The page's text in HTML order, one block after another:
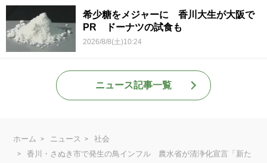
希少糖をメジャーに 香川大生が大阪で
PR ドーナツの試食も
2026/8/8(土)10:24
ニュース記事一覧
ホーム ニュース
社会
香川・さぬき市で発生の鳥インフル 農水省が清浄化宣言「新た